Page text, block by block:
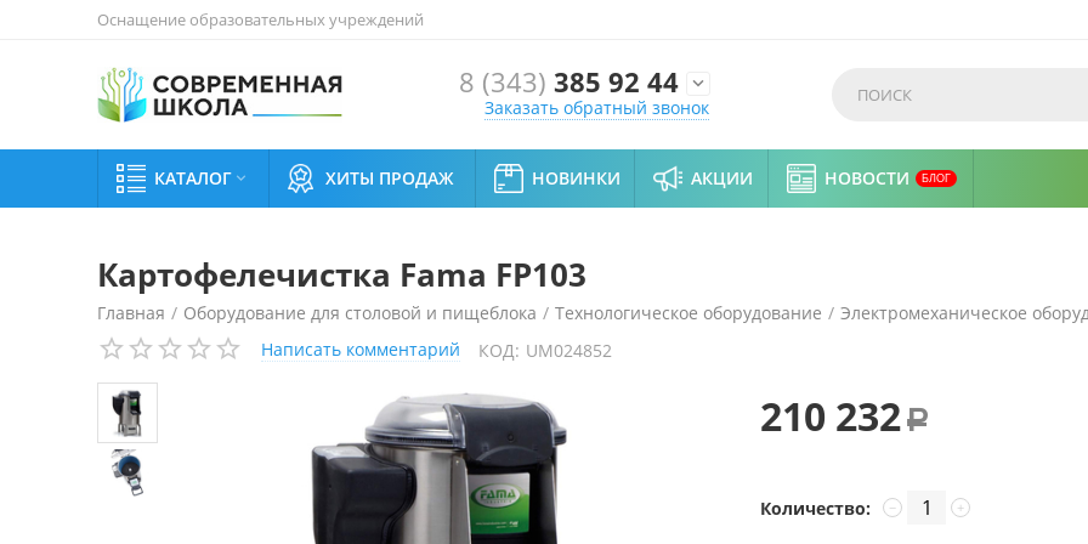
Оснащение образовательных учреждений
8 (343) 385 92 44 
Заказать обратный звонок
КАТАЛОГ  ХИТЫ ПРОДАЖ НОВИНКИ АКЦИИ НОВОСТИ БЛОГ
Картофелечистка Fama FP103
Главная / Оборудование для столовой и пищеблока / Технологическое оборудование / Электромеханическое
Машины для очистки и протирки овощей / Картофелечистка Fama FP103
Написать комментарий КОД: UM024852
210 232 Р
Количество: +
−